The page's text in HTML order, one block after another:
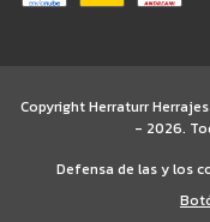
Copyright Herraturr
- 2026.
Defensa de las y los